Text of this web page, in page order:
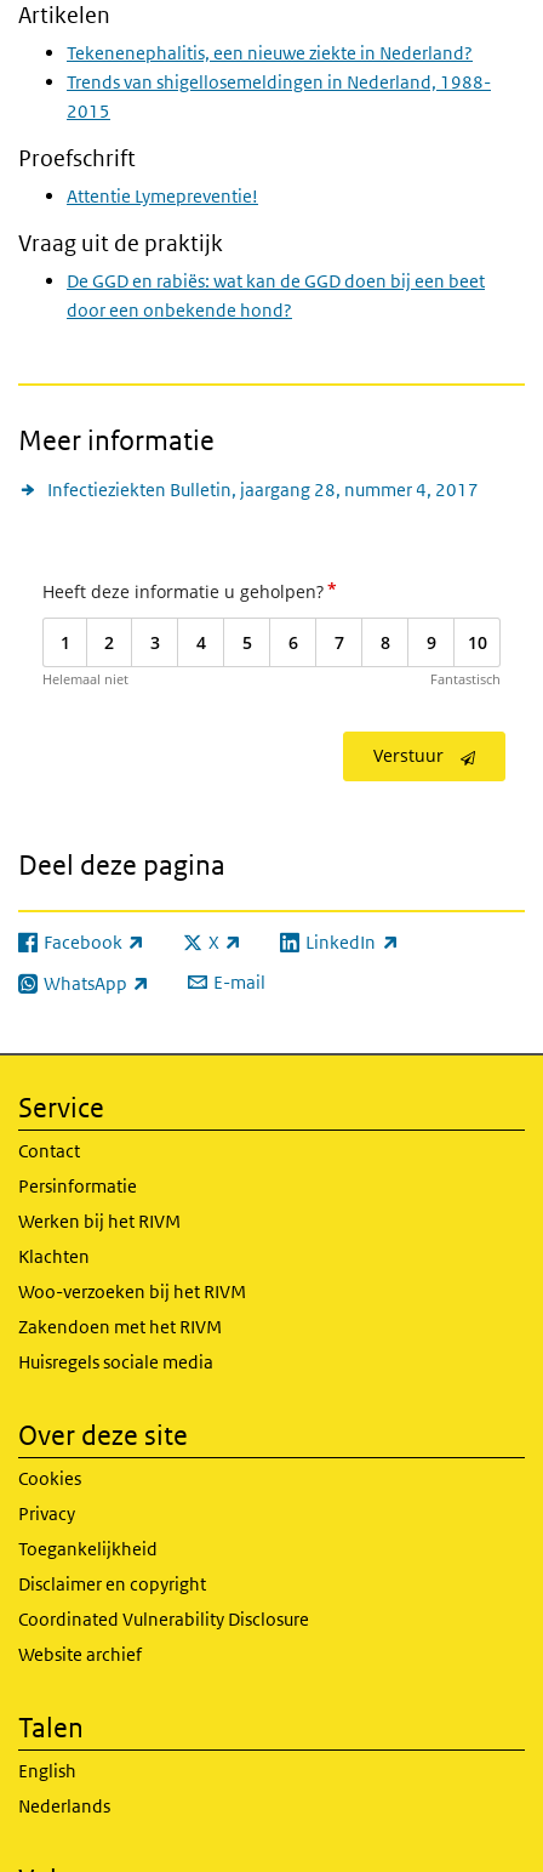
Artikelen
Tekenenephalitis, een nieuwe ziekte in Nederland?
Trends van shigellosemeldingen in Nederland, 1988-
2015
Proefschrift
Attentie Lymepreventie!
Vraag uit de praktijk
De GGD en rabiës: wat kan de GGD doen bij een beet
door een onbekende hond?
Meer informatie
Infectieziekten Bulletin, jaargang 28, nummer 4, 2017
Heeft deze informatie u geholpen?*
1 2 3 4 5 6 7 8 9 10
Helemaal niet Fantastisch
Verstuur
Deel deze pagina
Facebook
(externe link) X
(externe link) LinkedIn
(externe link)
WhatsApp
(externe link) E-mail
Service
Contact
Persinformatie
Werken bij het RIVM
Klachten
Woo-verzoeken bij het RIVM
Zakendoen met het RIVM
Huisregels sociale media
Over deze site
Cookies
Privacy
Toegankelijkheid
Disclaimer en copyright
Coordinated Vulnerability Disclosure
Website archief
Talen
English
Nederlands